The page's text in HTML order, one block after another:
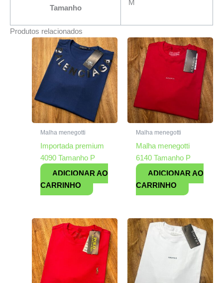
Tamanho
M
Produtos relacionados
Malha menegotti
Importada premium
4090 Tamanho P
ADICIONAR AO
CARRINHO
Malha menegotti
Malha menegotti
6140 Tamanho P
ADICIONAR AO
CARRINHO